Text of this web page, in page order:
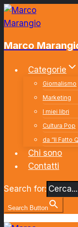
Salta
al
Marco
Categorie
Giornalismo
Marketing
I miei libri
Cultura Pop
da “Il Fatto
Chi sono
Contatti
Search for:
Search Button